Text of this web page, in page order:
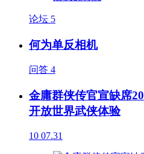
论坛 5
何为单反相机
问答 4
金庸群侠传官宣缺席
开放世界武侠体验
10 07.31